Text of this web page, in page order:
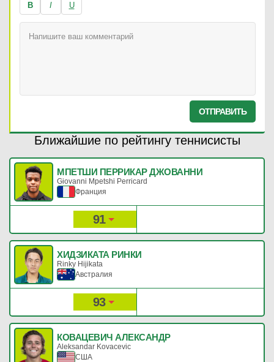
B I U
ОТПРАВИТЬ
Ближайшие по рейтингу теннисисты
МПЕТШИ ПЕРРИКАР ДЖОВАННИ
Giovanni Mpetshi Perricard
Франция
91
ХИДЗИКАТА РИНКИ
Rinky Hijikata
Австралия
93
КОВАЦЕВИЧ АЛЕКСАНДР
Aleksandar Kovacevic
США